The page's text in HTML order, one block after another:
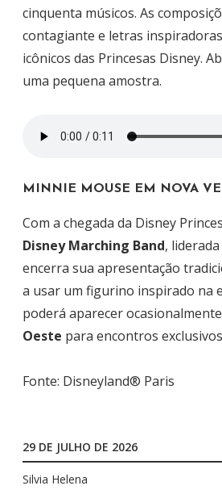
cinquenta músicos. As
contagiante e letras
icônicos das Princesas Disney.
uma pequena amostra.
MINNIE MOUSE EM NOVA
Com a chegada da Disney
Disney Marching Band,
encerra sua apresentação
a usar um figurino inspirado na
poderá aparecer
Oeste para encontros
Fonte: Disneyland® Paris
29 DE JULHO DE 2026
Silvia Helena